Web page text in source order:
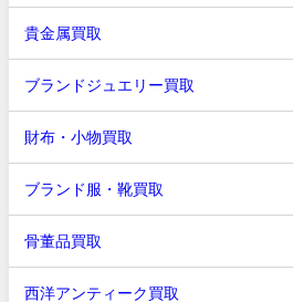
貴金属買取
ブランドジュエリー買取
財布・小物買取
ブランド服・靴買取
骨董品買取
西洋アンティーク買取